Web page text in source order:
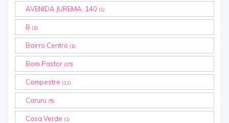
AVENIDA JUREMA, 140 (1)
B (1)
Bairro Centro (1)
Bom Pastor (35)
Campestre (11)
Caruru (5)
Casa Verde (1)